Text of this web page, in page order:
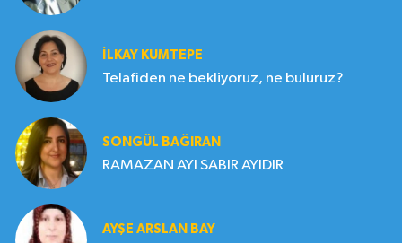
İLKAY KUMTEPE
Telafiden ne bekliyoruz, ne buluruz?
SONGÜL BAĞIRAN
RAMAZAN AYI SABIR AYIDIR
AYŞE ARSLAN BAY